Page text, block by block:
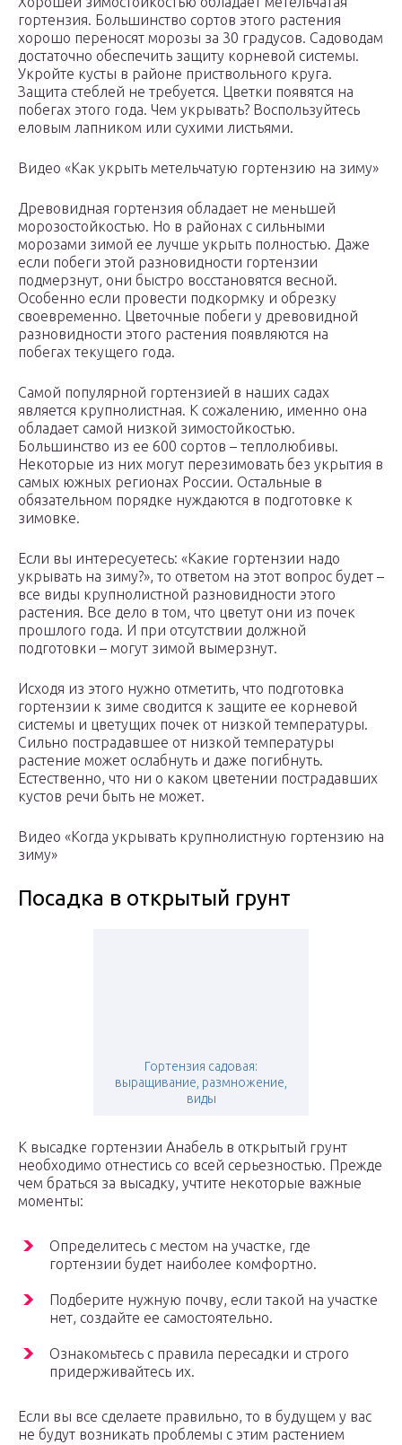
гортензия. Большинство сортов этого растения
хорошо переносят морозы за 30 градусов. Садоводам
достаточно обеспечить защиту корневой системы.
Укройте кусты в районе приствольного круга.
Защита стеблей не требуется. Цветки появятся на
побегах этого года. Чем укрывать? Воспользуйтесь
еловым лапником или сухими листьями.
Видео «Как укрыть метельчатую гортензию на зиму»
Древовидная гортензия обладает не меньшей
морозостойкостью. Но в районах с сильными
морозами зимой ее лучше укрыть полностью. Даже
если побеги этой разновидности гортензии
подмерзнут, они быстро восстановятся весной.
Особенно если провести подкормку и обрезку
своевременно. Цветочные побеги у древовидной
разновидности этого растения появляются на
побегах текущего года.
Самой популярной гортензией в наших садах
является крупнолистная. К сожалению, именно она
обладает самой низкой зимостойкостью.
Большинство из ее 600 сортов – теплолюбивы.
Некоторые из них могут перезимовать без укрытия в
самых южных регионах России. Остальные в
обязательном порядке нуждаются в подготовке к
зимовке.
Если вы интересуетесь: «Какие гортензии надо
укрывать на зиму?», то ответом на этот вопрос будет –
все виды крупнолистной разновидности этого
растения. Все дело в том, что цветут они из почек
прошлого года. И при отсутствии должной
подготовки – могут зимой вымерзнут.
Исходя из этого нужно отметить, что подготовка
гортензии к зиме сводится к защите ее корневой
системы и цветущих почек от низкой температуры.
Сильно пострадавшее от низкой температуры
растение может ослабнуть и даже погибнуть.
Естественно, что ни о каком цветении пострадавших
кустов речи быть не может.
Видео «Когда укрывать крупнолистную гортензию на
зиму»
Посадка в открытый грунт
Гортензия садовая:
выращивание, размножение,
виды
К высадке гортензии Анабель в открытый грунт
необходимо отнестись со всей серьезностью. Прежде
чем браться за высадку, учтите некоторые важные
моменты:
Определитесь с местом на участке, где
гортензии будет наиболее комфортно.
Подберите нужную почву, если такой на участке
нет, создайте ее самостоятельно.
Ознакомьтесь с правила пересадки и строго
придерживайтесь их.
Если вы все сделаете правильно, то в будущем у вас
не будут возникать проблемы с этим растением